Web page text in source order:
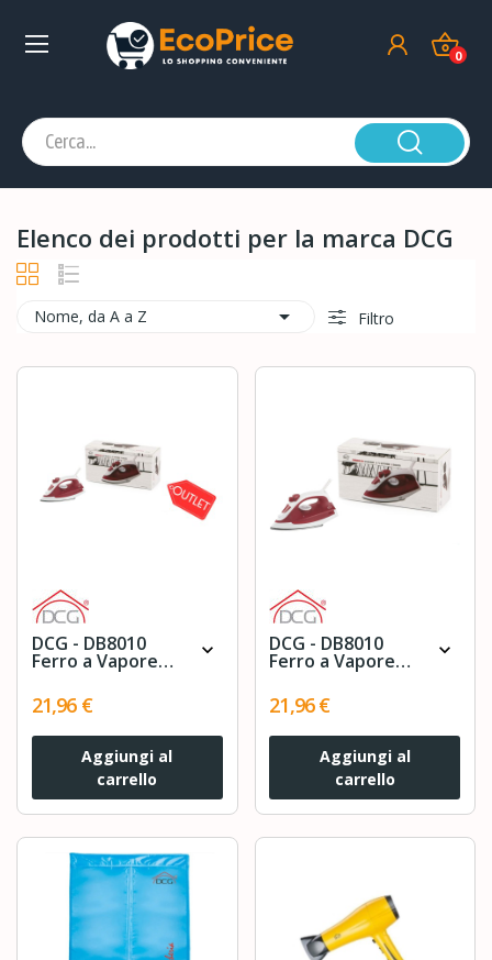
0
Elenco dei prodotti per la marca DCG
Nome, da A a Z  Filtro
DCG - DB8010
Ferro a Vapore
Potenza 1800
Watt Colore
Bianco / Rosso
expand_more
21,96 €
Aggiungi al
carrello
DCG - DB8010
Ferro a Vapore
Potenza 1800
Watt Colore
Bianco / Rosso
expand_more
21,96 €
Aggiungi al
carrello